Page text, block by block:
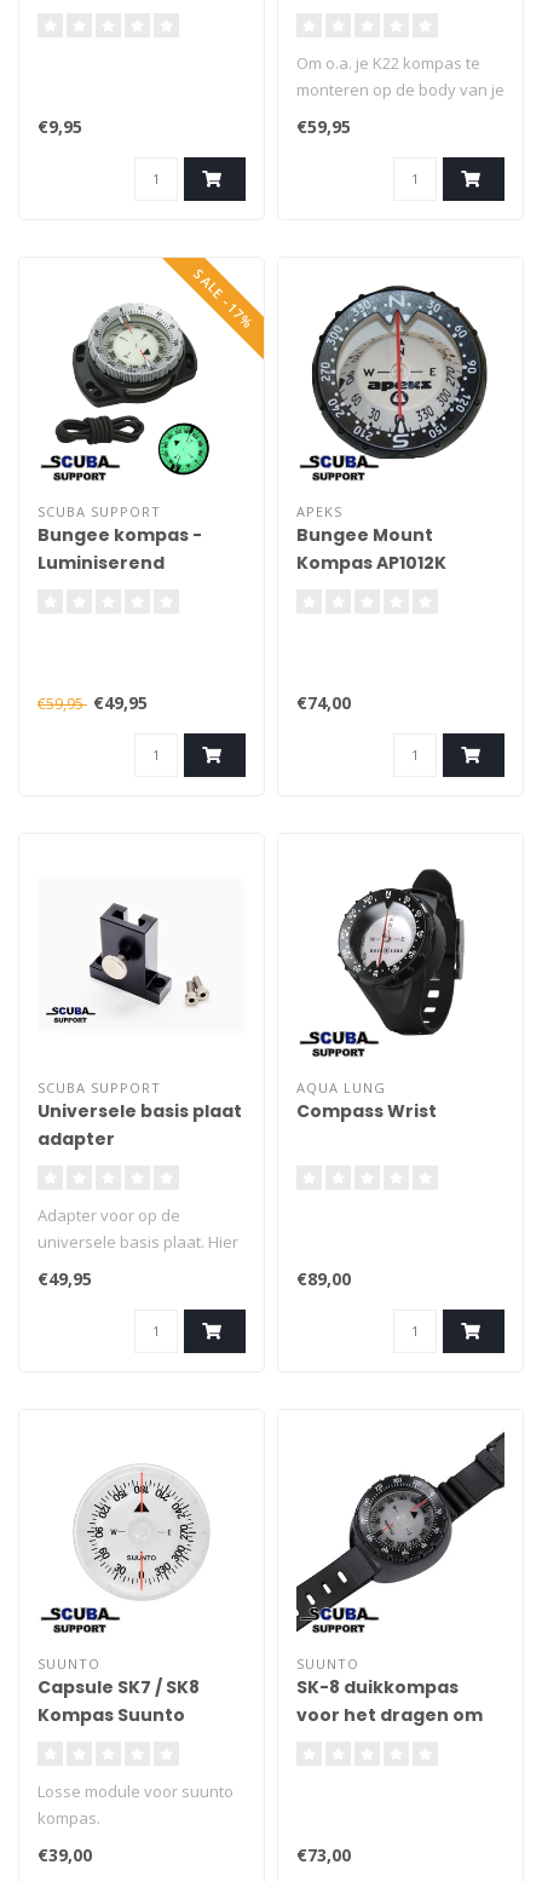
€9,95
Om o.a. je K22 kompas te
monteren op de body van je
scooter. Montage kan
middels elastieken (bungee)
of een Flesband, ook wel
camband genoemd. Ook
€59,95
SALE -17%
SCUBA SUPPORT
Bungee kompas -
Luminiserend
€59,95 €49,95
APEKS
Bungee Mount
Kompas AP1012K
€74,00
SCUBA SUPPORT
Universele basis plaat
adapter
Adapter voor op de
universele basis plaat. Hier
past de standaard T-fix van
Suex in, hier mee kun je alle
T-fix accessoires. Voor K22
€49,95
AQUA LUNG
Compass Wrist
€89,00
SUUNTO
Capsule SK7 / SK8
Kompas Suunto
Losse module voor suunto
kompas.
€39,00
SUUNTO
SK-8 duikkompas
voor het dragen om
€73,00